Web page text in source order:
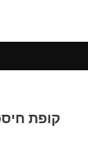
קופת